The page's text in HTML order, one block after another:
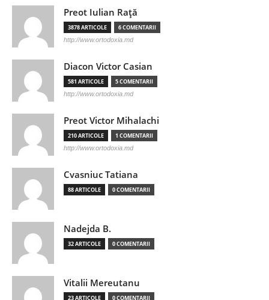
Preot Iulian Raţă
3878 ARTICOLE 6 COMENTARII
http://www.ortodoxia.md
Diacon Victor Casian
581 ARTICOLE 5 COMENTARII
http://www.ortodoxia.md
Preot Victor Mihalachi
210 ARTICOLE 1 COMENTARII
http://www.ortodoxia.md
Cvasniuc Tatiana
88 ARTICOLE 0 COMENTARII
Nadejda B.
32 ARTICOLE 0 COMENTARII
Vitalii Mereutanu
23 ARTICOLE 0 COMENTARII